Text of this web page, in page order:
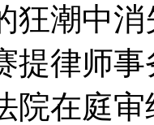
狂潮中
提律师
院在庭